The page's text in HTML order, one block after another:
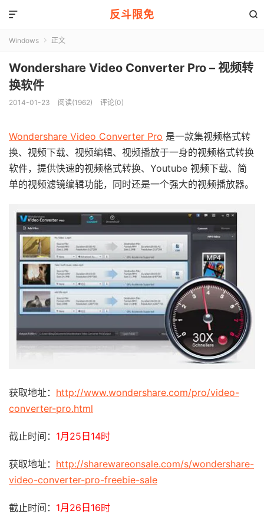
反斗限免 

Windows  正文
Wondershare Video Converter Pro – 视频转
换软件
2014-01-23 阅读(1962) 评论(0)
Wondershare Video Converter Pro 是一款集视频格式转
换、视频下载、视频编辑、视频播放于一身的视频格式转换
软件，提供快速的视频格式转换、Youtube 视频下载、简
单的视频滤镜编辑功能，同时还是一个强大的视频播放器。
获取地址： http://www.wondershare.com/pro/video-
converter-pro.html
截止时间： 1月25日14时
获取地址： http://sharewareonsale.com/s/wondershare-
video-converter-pro-freebie-sale
截止时间： 1月26日16时